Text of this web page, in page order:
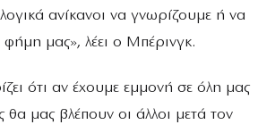
ανίκανοι να γνωρίζουμε ή να
μας», λέει ο Μπέρινγκ.
ότι αν έχουμε εμμονή σε όλη μας
μας βλέπουν οι άλλοι μετά τον